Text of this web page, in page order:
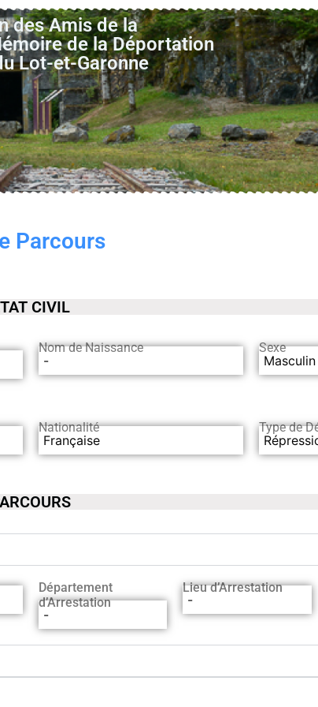
des Amis de la
de la Déportation
Lot-et-Garonne
Parcours
CIVIL
Nom de Naissance
-
Sexe
Masculin
Nationalité
Française
Type de
Département
d’Arrestation
-
Lieu d’Arrestation
-